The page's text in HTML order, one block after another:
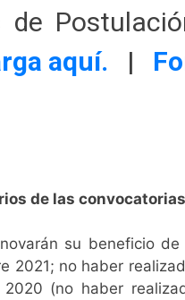
de
aquí.
|
de las
su beneficio
2021; no haber
(no haber